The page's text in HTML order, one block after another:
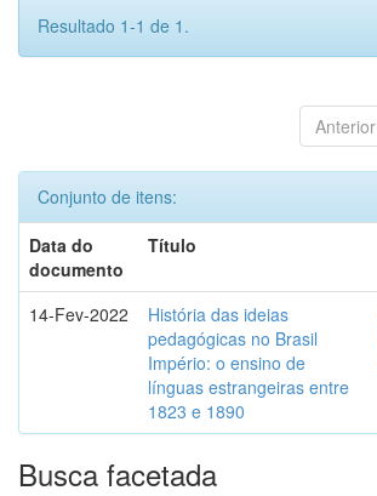
Resultado 1-1 de 1.
Anterior
Conjunto de itens:
Data do
documento
Título
14-Fev-2022
História das ideias
pedagógicas no Brasil
Império: o ensino de
línguas estrangeiras entre
1823 e 1890
Busca facetada